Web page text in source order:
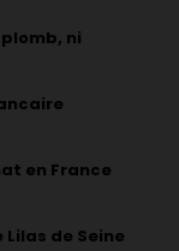
ni
en France
de Seine